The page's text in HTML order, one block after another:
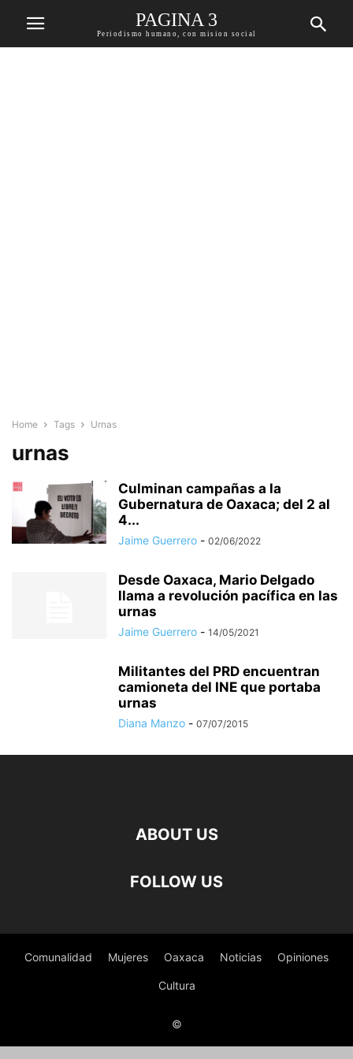
PAGINA 3
Periodismo humano, con mision social
Home Tags Urnas
urnas
Culminan campañas a la
Gubernatura de Oaxaca; del 2 al
4...
Jaime Guerrero - 02/06/2022
Desde Oaxaca, Mario Delgado
llama a revolución pacífica en las
urnas
Jaime Guerrero - 14/05/2021
Militantes del PRD encuentran
camioneta del INE que portaba
urnas
Diana Manzo - 07/07/2015
ABOUT US
FOLLOW US
Comunalidad Mujeres Oaxaca Noticias Opiniones
Cultura
©